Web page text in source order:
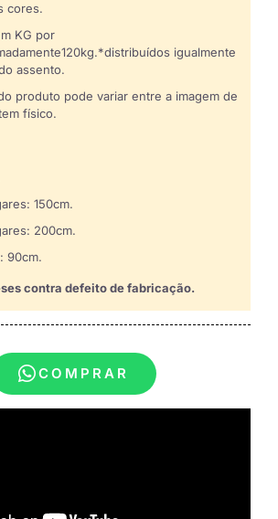
cores.
KG por
igualmente
assento.
produto pode variar entre a imagem de
físico.
150cm.
200cm.
90cm.
contra defeito de fabricação.
COMPRAR